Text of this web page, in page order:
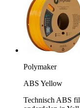
Polymaker
ABS Yellow
Technisch ABS